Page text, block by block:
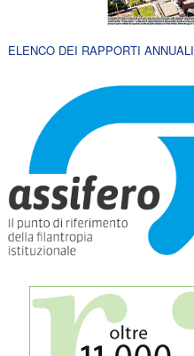
ELENCO DEI RAPPORTI ANNUALI